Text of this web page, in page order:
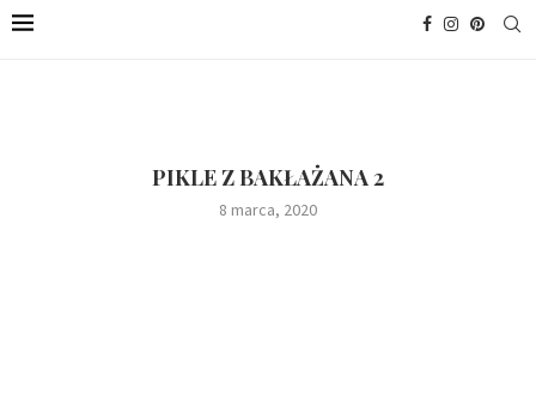
PIKLE Z BAKŁAŻANA 2
8 marca, 2020